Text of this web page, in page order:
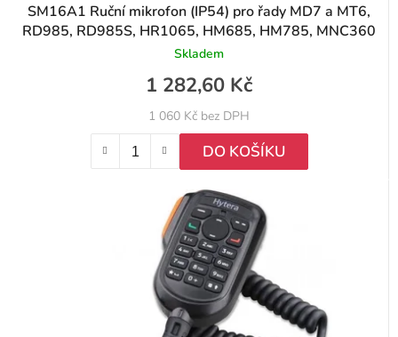
SM16A1 Ruční mikrofon (IP54) pro řady MD7 a MT6,
RD985, RD985S, HR1065, HM685, HM785, MNC360
Skladem
1 060 Kč bez DPH
1 282,60 Kč
DO KOŠÍKU